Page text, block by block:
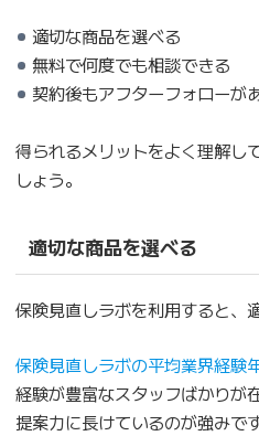
適切な商品を選べる
無料で何度でも相談できる
契約後もアフターフォローが
得られるメリットをよく理解し
しょう。
適切な商品を選べる
保険見直しラボを利用すると、
保険見直しラボの平均業界経験
経験が豊富なスタッフばかりが
提案力に長けているのが強みです